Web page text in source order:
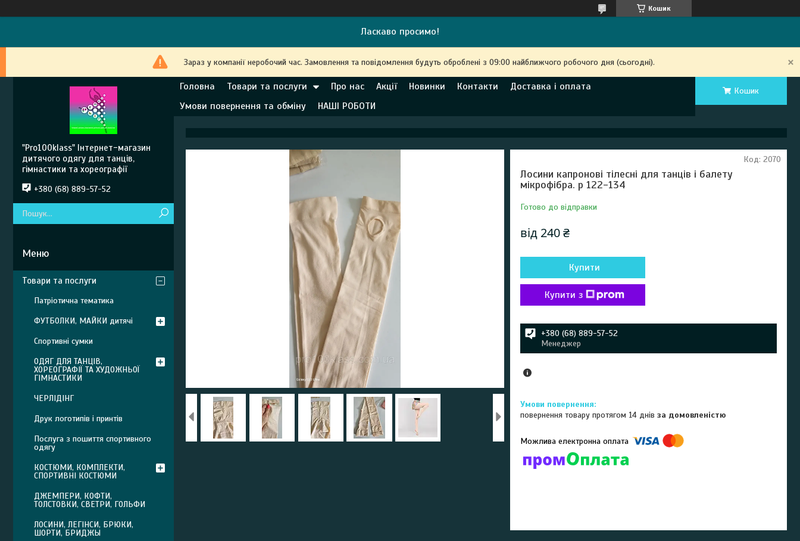
Кошик
Ласкаво просимо!
Зараз у компанії неробочий час. Замовлення та повідомлення будуть оброблені з 09:00 найближчого робочого дня (сьогодні).
Головна Товари та послуги Про нас Акції Новинки Контакти
Доставка і оплата
Умови повернення та обміну
НАШІ РОБОТИ
Кошик
Лосини капронові тілесні для танців і балету
мікрофібра. р 122-134
Готово до відправки
Код: 2070
від 240 ₴
Купити
Купити з
+380 (68) 889-57-52
Менеджер
повернення товару протягом 14 днівза домовленістю
"Pro100klass" Інтернет-магазин
дитячого одягу для танців,
гімнастики та хореографії
+380 (68) 889-57-52
Товари та послуги
Патріотична тематика
ФУТБОЛКИ, МАЙКИ дитячі
Спортивні сумки
ОДЯГ ДЛЯ ТАНЦІВ,
ХОРЕОГРАФІЇ ТА ХУДОЖНЬОЇ
ГІМНАСТИКИ
ЧЕРЛІДІНГ
Друк логотипів і принтів
Послуга з пошиття спортивного
одягу
КОСТЮМИ, КОМПЛЕКТИ,
СПОРТИВНІ КОСТЮМИ
ДЖЕМПЕРИ, КОФТИ,
ТОЛСТОВКИ, СВЕТРИ, ГОЛЬФИ
ЛОСИНИ, ЛЕГІНСИ, БРЮКИ,
ШОРТИ, БРИДЖЫ